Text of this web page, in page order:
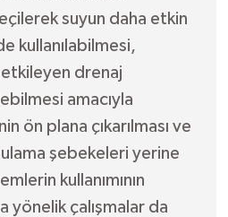
suyun daha etkin
kullanılabilmesi,
drenaj
amacıyla
ön plana çıkarılması ve
şebekeleri yerine
kullanımının
yönelik çalışmalar da